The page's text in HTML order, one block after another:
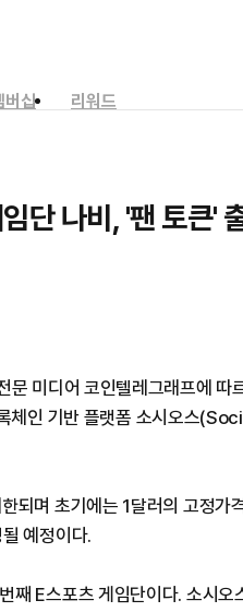
버십
리워드
단 나비, '팬 토큰'
미디어 코인텔레그래프에 따
인 기반 플랫폼 소시오스
되며 초기에는 1달러의 고정가
예정이다.
째 E스포츠 게임단이다. 소시오